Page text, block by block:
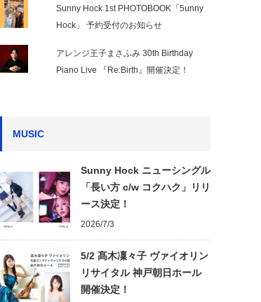
Sunny Hock 1st PHOTOBOOK「5unny
Hock」 予約受付のお知らせ
アレンジ王子まさふみ 30th Birthday
Piano Live 『Re:Birth』開催決定！
MUSIC
Sunny Hock ニューシングル
「長い方 c/w コクハク」リリ
ース決定！
2026/7/3
5/2 髙木凜々子 ヴァイオリン
リサイタル 神戸朝日ホール
開催決定！